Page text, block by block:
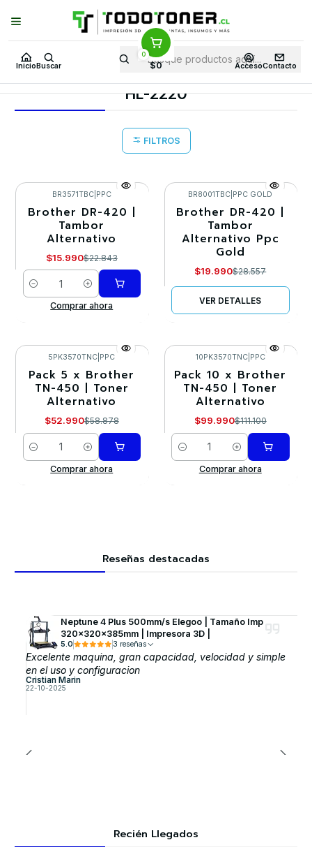
Inicio Buscar
0
$0 AccesoContacto
Puedes Elegir: Comprar enTienda· Despachoa Todo Chile · Retiro en
Tienda en24 Horas
Inicio Toner y tambor Tambor Alternativo BROTHER
Equipos BROTHER
HL-2220
FILTROS
-30%
BR3571TBC| PPC
Brother DR-420 |
Tambor
Alternativo
$15.990$22.843
Cantidad
Comprar ahora
-30%
Agotado
BR8001TBC PPC GOLD
Brother DR-420 |
Tambor
Alternativo Ppc
Gold
$19.990$28.557
VER DETALLES
-10%
5PK3570TNC PPC
Pack 5 x Brother
TN-450 | Toner
Alternativo
$52.990$58.878
Cantidad
Comprar ahora
-10%
10PK3570TNC| PPC
Pack 10 x Brother
TN-450 | Toner
Alternativo
$99.990$111.100
Cantidad
Comprar ahora
Reseñas destacadas
Neptune 4 Plus 500mm/s Elegoo | Tamaño Imp
320x320x385mm | Impresora 3D |
5.0 3 reseñas
Excelente maquina, gran capacidad, velocidad y simple
en el uso y configuracion
Cristian Marin
22-10-2025
Recién Llegados